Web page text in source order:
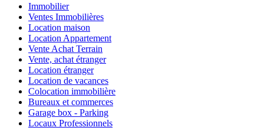
Immobilier
Ventes Immobilières
Location maison
Location Appartement
Vente Achat Terrain
Vente, achat étranger
Location étranger
Location de vacances
Colocation immobilière
Bureaux et commerces
Garage box - Parking
Locaux Professionnels